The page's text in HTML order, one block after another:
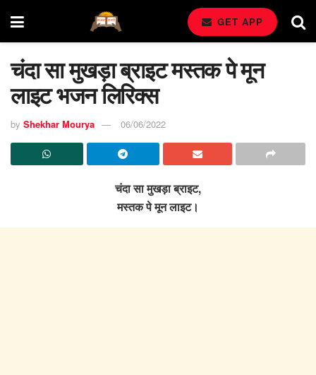
GET APP
चंदा सा मुखड़ा ब्राइट मस्तक पे मून
लाइट भजन लिरिक्स
by Shekhar Mourya 06/06/2022
चंदा सा मुखड़ा ब्राइट,
मस्तक पे मून लाइट।